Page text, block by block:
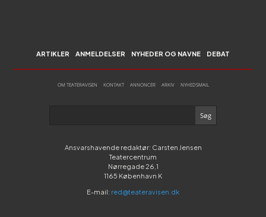
ARTIKLER ANMELDELSER NYHEDER OG NAVNE DEBAT
OM TEATERAVISEN KONTAKT ANNONCER ARKIV NYHEDSMAIL
Ansvarshavende redaktør: Carsten Jensen
Teatercentrum
Nørregade 26,1
1165 København K
E-mail: red@teateravisen.dk